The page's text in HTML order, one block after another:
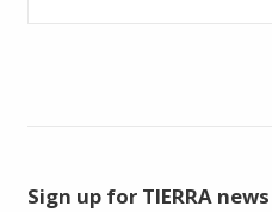
Sign up for TIERRA